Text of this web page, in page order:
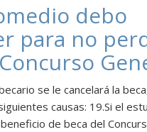
debo
para no
se le cancelará la
causas: 19.Si el
de beca del